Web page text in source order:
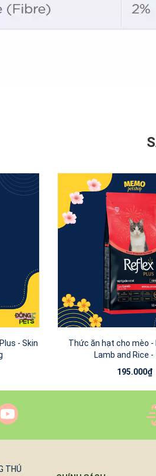
- Skin
Thức ăn hạt cho mèo -
Lamb and Rice -
195.000₫
THÚ